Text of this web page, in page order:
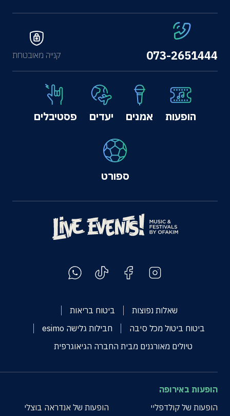
073-2651444
הופעות אמנים יעדים פסטיבלים
ספורט
קנייה מאובטחת
שאלות נפוצות
ביטוח בריאות
ביטוח ביטול מכל סיבה
חבילות גלישה esimo
טיולים מאורגנים מבית החברה הגיאוגרפית
הופעות באירופה
הופעות של קולדפליי
הופעות של אנדראה בוצלי